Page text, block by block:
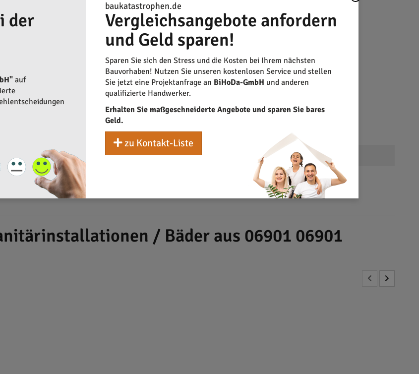
/ Bäder aus 06901 06901
der
auf
baukatastrophen.de
Vergleichsangebote anfordern
und Geld sparen!
Sparen Sie sich den Stress und die Kosten bei Ihrem nächsten
Bauvorhaben! Nutzen Sie unseren kostenlosen Service und stellen
Sie jetzt eine Projektanfrage an BiHoDa-GmbH und anderen
qualifizierte Handwerker.
Erhalten Sie maßgeschneiderte Angebote und sparen Sie bares
Geld.
zu Kontakt-Liste